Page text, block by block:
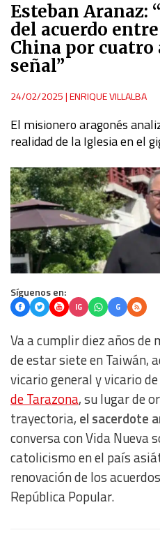
Esteban Aranaz:
del acuerdo
China por cuatro
señal”
24/02/2025|ENRIQUE VILLALBA
El misionero aragonés
realidad de la Iglesia en el
Síguenos en:
IG G
Va a cumplir diez años de
de estar siete en Taiwán,
vicario general y vicario
de Tarazona, su lugar de
trayectoria, el sacerdote
conversa con Vida Nueva
catolicismo en el país
renovación de los
República Popular.